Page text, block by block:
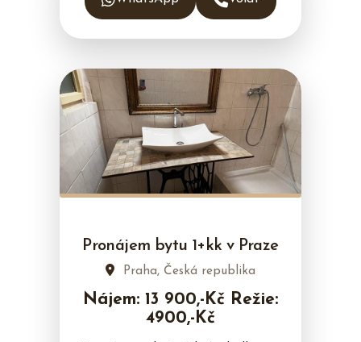
Pronájem bytu 1+kk v Praze
Praha, Česká republika
Nájem: 13 900,-Kč Režie:
4900,-Kč